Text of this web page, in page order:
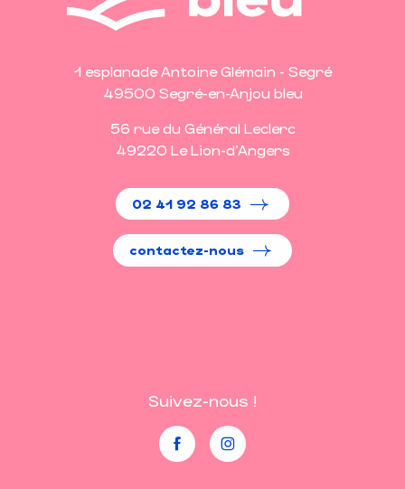
1 esplanade Antoine Glémain - Segré
49500 Segré-en-Anjou bleu
56 rue du Général Leclerc
49220 Le Lion-d'Angers
02 41 92 86 83
contactez-nous
Suivez-nous !